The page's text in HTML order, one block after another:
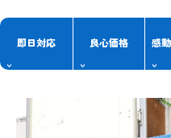
即日対応 良心価格 感動